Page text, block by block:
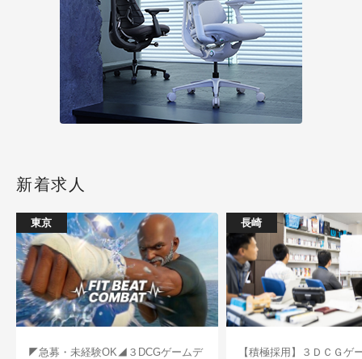
新着求人
東京
◤急募・未経験OK◢３DCGゲームデ
長崎
【積極採用】３ＤＣＧゲ